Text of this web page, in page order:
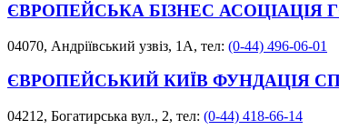
ЄВРОПЕЙСЬКА БІЗНЕС АСОЦІАЦІЯ
04070, Андріївський узвіз, 1А, тел: (0-44) 496-06-01
ЄВРОПЕЙСЬКИЙ КИЇВ ФУНДАЦІЯ
04212, Богатирська вул., 2, тел: (0-44) 418-66-14